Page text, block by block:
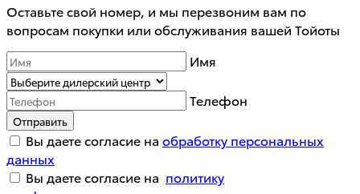
Оставьте свой номер, и мы перезвоним вам по
вопросам покупки или обслуживания вашей Тойоты
Имя
Телефон
Отправить
Вы даете согласие на обработку персональных
данных
Вы даете согласие на политику